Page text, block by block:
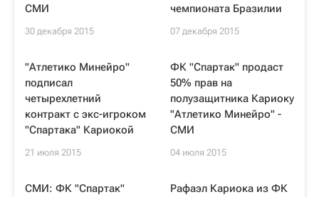
СМИ
30 декабря 2015
чемпионата Бразилии
07 декабря 2015
"Атлетико Минейро"
подписал
четырехлетний
контракт с экс-игроком
"Спартака" Кариокой
21 июля 2015
ФК "Спартак" продаст
50% прав на
полузащитника Кариоку
"Атлетико Минейро" -
СМИ
04 июля 2015
СМИ: ФК "Спартак"
Рафаэл Кариока из ФК